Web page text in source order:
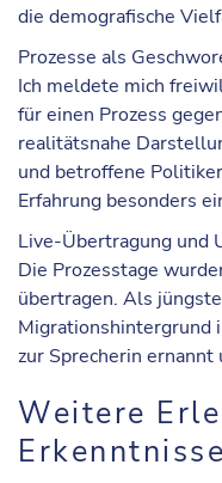
die demografische
Prozesse als
Ich meldete mich
für einen Prozess
realitätsnahe
und betroffene
Erfahrung besonders
Live-Übertragung und
Die Prozesstage
übertragen. Als
Migrationshintergrund
zur Sprecherin
Weitere
Erkenntnisse